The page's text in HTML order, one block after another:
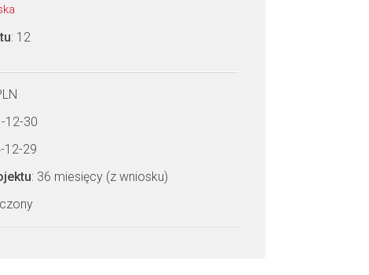
: 12
12-30
12-29
: 36 miesięcy (z wniosku)